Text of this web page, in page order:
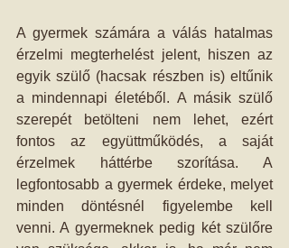
A gyermek számára a válás hatalmas
érzelmi megterhelést jelent, hiszen az
egyik szülő (hacsak részben is) eltűnik
a mindennapi életéből. A másik szülő
szerepét betölteni nem lehet, ezért
fontos az együttműködés, a saját
érzelmek háttérbe szorítása. A
legfontosabb a gyermek érdeke, melyet
minden döntésnél figyelembe kell
venni. A gyermeknek pedig két szülőre